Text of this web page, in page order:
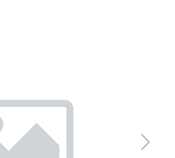
KONTAKT